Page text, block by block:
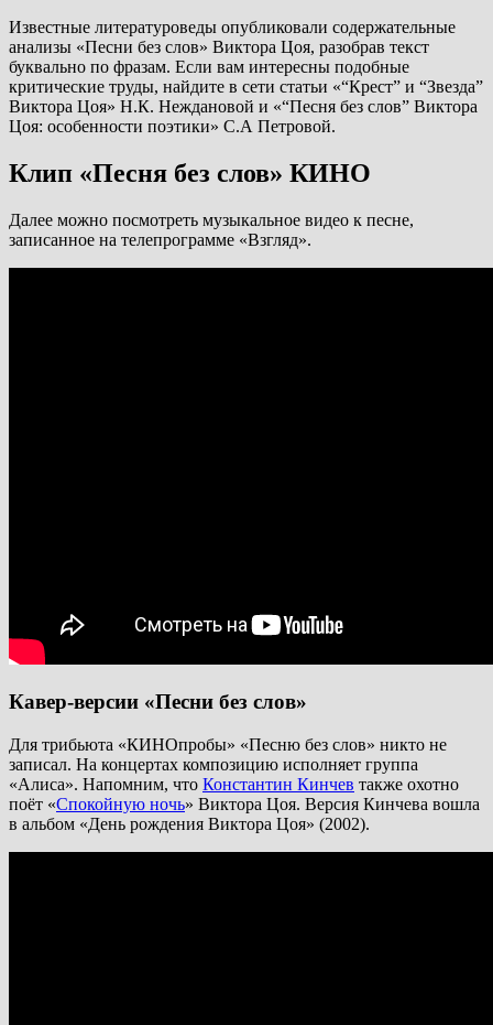
Известные литературоведы опубликовали содержательные
анализы «Песни без слов» Виктора Цоя, разобрав текст
буквально по фразам. Если вам интересны подобные
критические труды, найдите в сети статьи «“Крест” и “Звезда”
Виктора Цоя» Н.К. Неждановой и «“Песня без слов” Виктора
Цоя: особенности поэтики» С.А Петровой.
Клип «Песня без слов» КИНО
Далее можно посмотреть музыкальное видео к песне,
записанное на телепрограмме «Взгляд».
Кавер-версии «Песни без слов»
Для трибьюта «КИНОпробы» «Песню без слов» никто не
записал. На концертах композицию исполняет группа
«Алиса». Напомним, что Константин Кинчев также охотно
поёт «Спокойную ночь» Виктора Цоя. Версия Кинчева вошла
в альбом «День рождения Виктора Цоя» (2002).